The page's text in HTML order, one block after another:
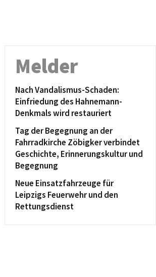
Melder
Nach Vandalismus-Schaden:
Einfriedung des Hahnemann-
Denkmals wird restauriert
Tag der Begegnung an der
Fahrradkirche Zöbigker verbindet
Geschichte, Erinnerungskultur und
Begegnung
Neue Einsatzfahrzeuge für
Leipzigs Feuerwehr und den
Rettungsdienst